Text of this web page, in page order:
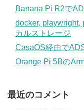
Banana Pi R2で
docker, playwright,
カルストレージ
CasaOS経由で
Orange Pi 5Bの
最近のコメント